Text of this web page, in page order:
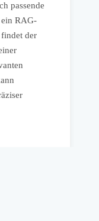
passende
ein RAG-
findet der